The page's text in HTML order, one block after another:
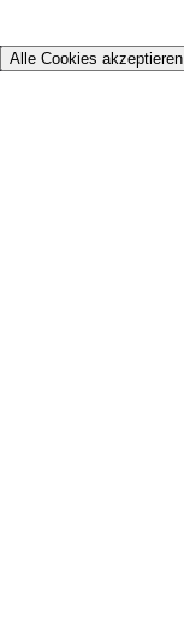
Alle Cookies akzeptieren